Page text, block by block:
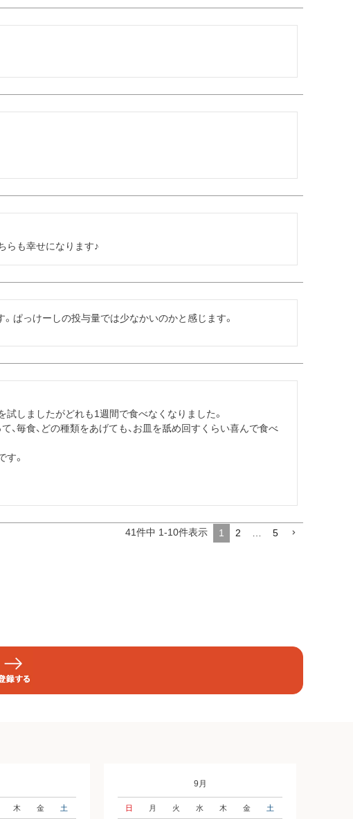
らも幸せになります♪
ぱっけーしの投与量では少なかいのかと感じます。
試しましたがどれも1週間で食べなくなりました。
毎食、どの種類をあげても、お皿を舐め回すくらい喜んで食べ
す。
41件中 1-10件表示 1 2 5
木 金 土
9月
日 月 火 水 木 金 土